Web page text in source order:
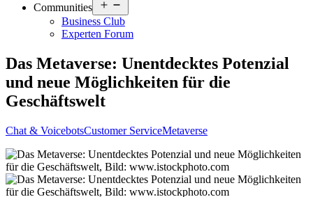
Communities
menu
Business Club
Experten Forum
Das Metaverse: Unentdecktes Potenzial
und neue Möglichkeiten für die
Geschäftswelt
Chat & VoicebotsCustomer ServiceMetaverse